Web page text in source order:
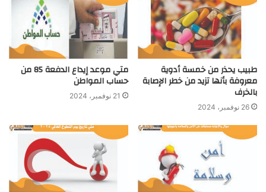
طبيب يحذر من خمسة أدوية
معروفة بأنها تزيد من خطر الإصابة
بالخرف
26 نوفمبر، 2024
متي موعد إيداع الدفعة 85 من
حساب المواطن
21 نوفمبر، 2024